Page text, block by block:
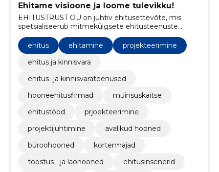
Ehitame visioone ja loome tulevikku!
EHITUSTRUST OÜ on juhtiv ehitusettevõte, mis
spetsialiseerub mitmekülgsete ehitusteenuste
pakkumisele alates tööstushoonetest ja avalikest
hoonetest kuni büroohoonete ning korterelamuteni.
ehitus ehitamine
projekteerimine
ehitus ja kinnisvara
ehitus- ja kinnisvarateenused
hooneehitusfirmad
muinsuskaitse
ehitustööd
prjoekteerimine
projektijuhtimine
avalikud hooned
büroohooned
kortermajad
tööstus - ja laohooned
ehitusinsenerid